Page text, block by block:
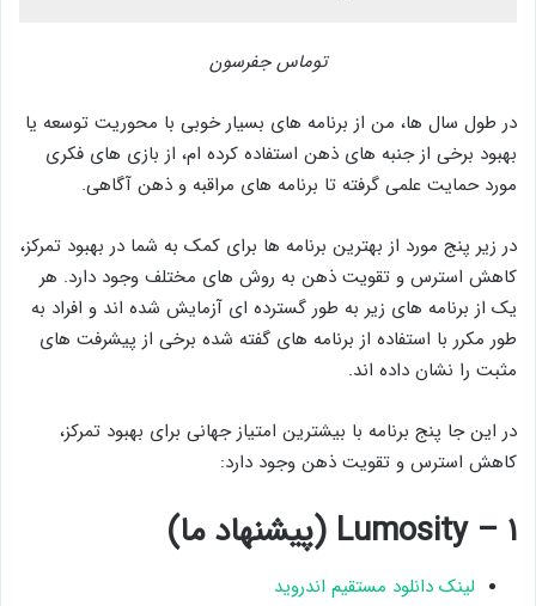
توماس جفرسون
در طول سال ها، من از برنامه های بسیار خوبی با محوریت توسعه یا
بهبود برخی از جنبه های ذهن استفاده کرده ام، از بازی های فکری
مورد حمایت علمی گرفته تا برنامه های مراقبه و ذهن آگاهی.
در زیر پنج مورد از بهترین برنامه ها برای کمک به شما در بهبود تمرکز،
کاهش استرس و تقویت ذهن به روش های مختلف وجود دارد. هر
یک از برنامه های زیر به طور گسترده ای آزمایش شده اند و افراد به
طور مکرر با استفاده از برنامه های گفته شده برخی از پیشرفت های
مثبت را نشان داده اند.
در این جا پنج برنامه با بیشترین امتیاز جهانی برای بهبود تمرکز،
کاهش استرس و تقویت ذهن وجود دارد:
۱ – Lumosity (پیشنهاد ما)
لینک دانلود مستقیم اندروید